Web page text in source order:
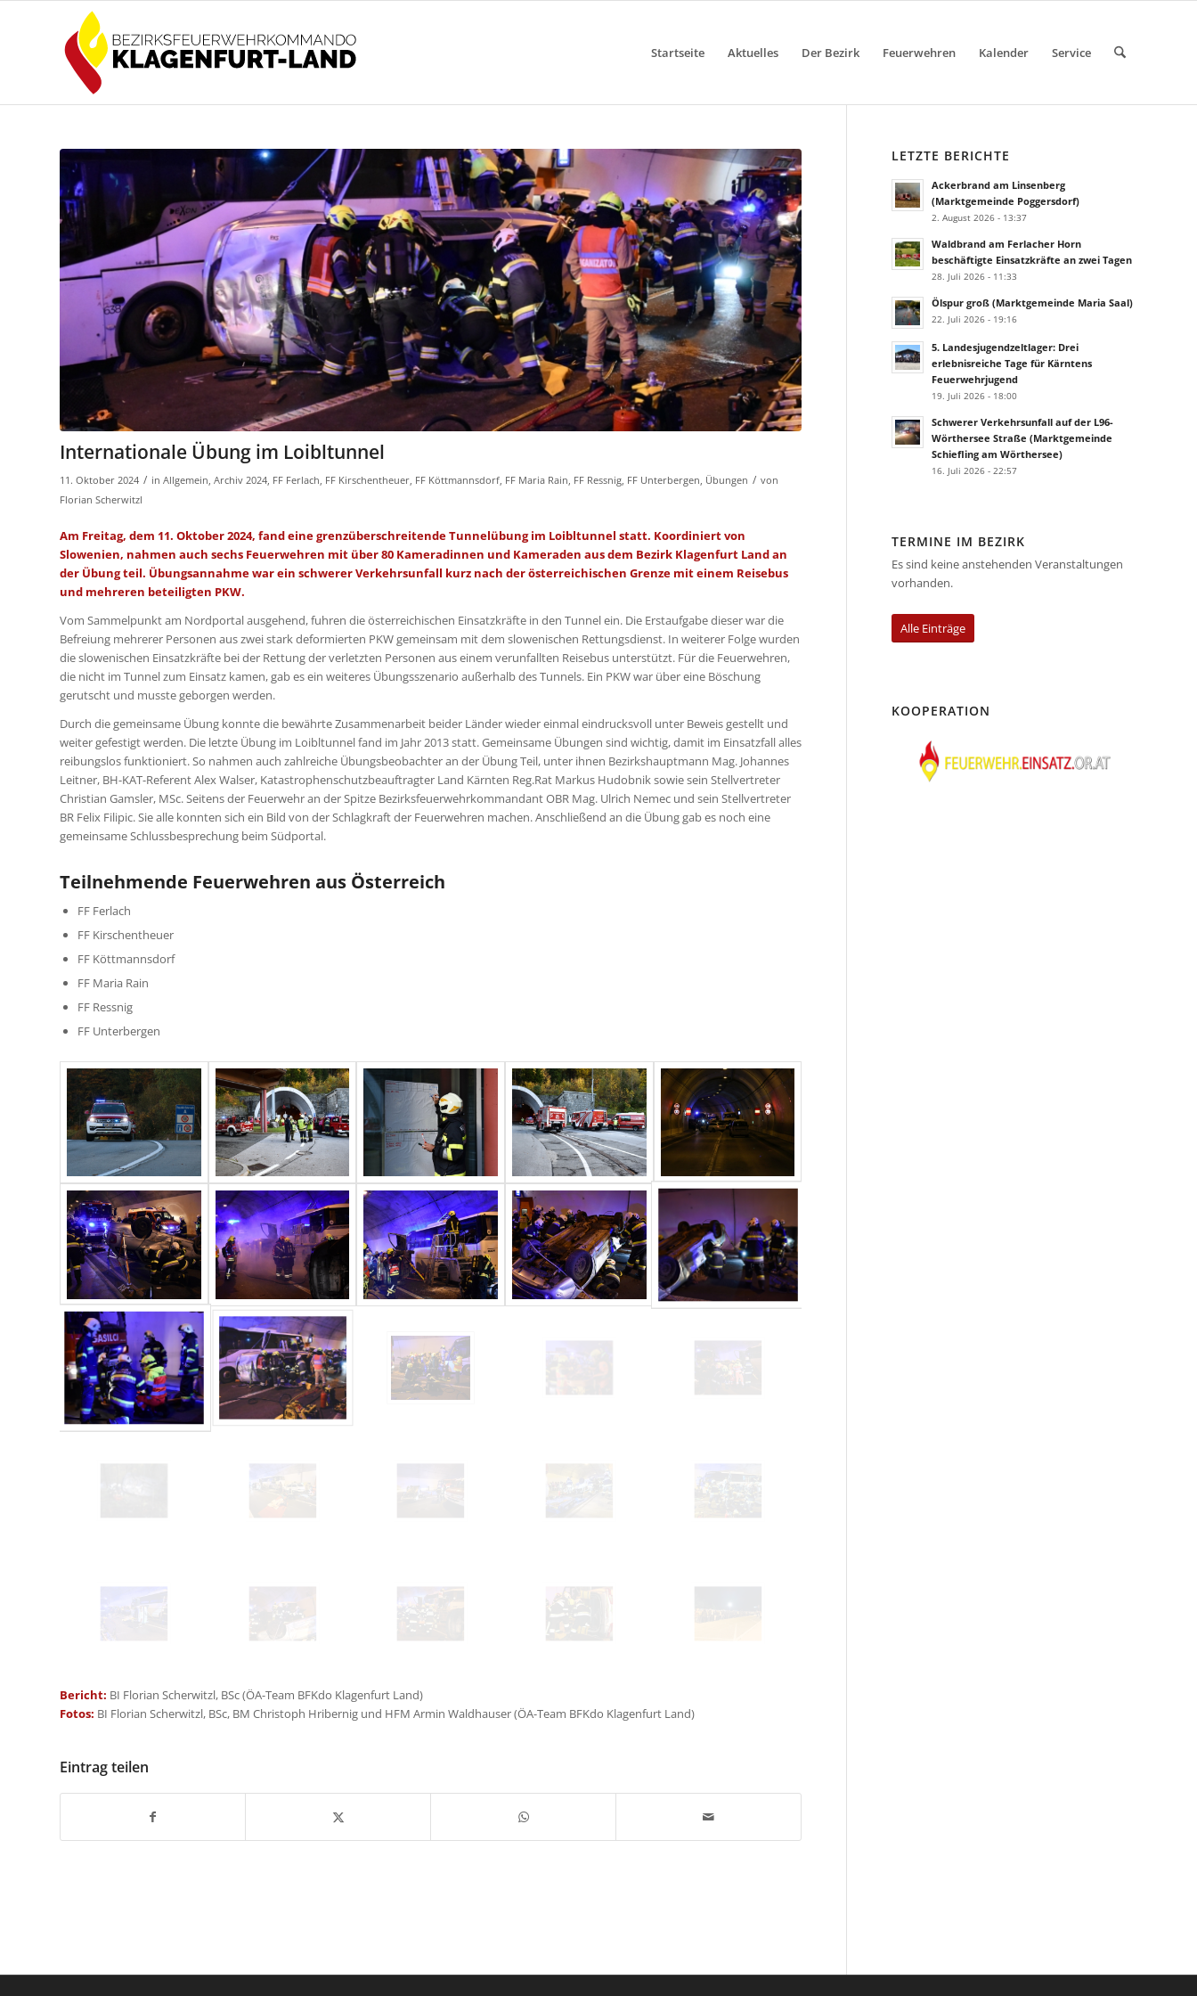
Startseite Aktuelles Der Bezirk Feuerwehren Kalender Service
Internationale Übung im Loibltunnel
11. Oktober 2024 / in Allgemein Archiv 2024 FF Ferlach FF Kirschentheuer FF Köttmannsdorf FF Maria Rain FF Ressnig FF Unterbergen Übungen / von
Florian Scherwitzl
Am Freitag, dem 11. Oktober 2024, fand eine grenzüberschreitende Tunnelübung im Loibltunnel statt. Koordiniert von
Slowenien, nahmen auch sechs Feuerwehren mit über 80 Kameradinnen und Kameraden aus dem Bezirk Klagenfurt Land an
der Übung teil. Übungsannahme war ein schwerer Verkehrsunfall kurz nach der österreichischen Grenze mit einem Reisebus
und mehreren beteiligten PKW.
Vom Sammelpunkt am Nordportal ausgehend, fuhren die österreichischen Einsatzkräfte in den Tunnel ein. Die Erstaufgabe dieser war die
Befreiung mehrerer Personen aus zwei stark deformierten PKW gemeinsam mit dem slowenischen Rettungsdienst. In weiterer Folge wurden
die slowenischen Einsatzkräfte bei der Rettung der verletzten Personen aus einem verunfallten Reisebus unterstützt. Für die Feuerwehren,
die nicht im Tunnel zum Einsatz kamen, gab es ein weiteres Übungsszenario außerhalb des Tunnels. Ein PKW war über eine Böschung
gerutscht und musste geborgen werden.
Durch die gemeinsame Übung konnte die bewährte Zusammenarbeit beider Länder wieder einmal eindrucksvoll unter Beweis gestellt und
weiter gefestigt werden. Die letzte Übung im Loibltunnel fand im Jahr 2013 statt. Gemeinsame Übungen sind wichtig, damit im Einsatzfall alles
reibungslos funktioniert. So nahmen auch zahlreiche Übungsbeobachter an der Übung Teil, unter ihnen Bezirkshauptmann Mag. Johannes
Leitner, BH-KAT-Referent Alex Walser, Katastrophenschutzbeauftragter Land Kärnten Reg.Rat Markus Hudobnik sowie sein Stellvertreter
Christian Gamsler, MSc. Seitens der Feuerwehr an der Spitze Bezirksfeuerwehrkommandant OBR Mag. Ulrich Nemec und sein Stellvertreter
BR Felix Filipic. Sie alle konnten sich ein Bild von der Schlagkraft der Feuerwehren machen. Anschließend an die Übung gab es noch eine
gemeinsame Schlussbesprechung beim Südportal.
Teilnehmende Feuerwehren aus Österreich
FF Ferlach
FF Kirschentheuer
FF Köttmannsdorf
FF Maria Rain
FF Ressnig
FF Unterbergen
Bericht: BI Florian Scherwitzl, BSc (ÖA-Team BFKdo Klagenfurt Land)
Fotos: BI Florian Scherwitzl, BSc, BM Christoph Hribernig und HFM Armin Waldhauser (ÖA-Team BFKdo Klagenfurt Land)
Eintrag teilen
LETZTE BERICHTE
Ackerbrand am Linsenberg
(Marktgemeinde Poggersdorf)
2. August 2026 - 13:37
Waldbrand am Ferlacher Horn
beschäftigte Einsatzkräfte an zwei Tagen
28. Juli 2026 - 11:33
Ölspur groß (Marktgemeinde Maria Saal)
22. Juli 2026 - 19:16
5. Landesjugendzeltlager: Drei
erlebnisreiche Tage für Kärntens
Feuerwehrjugend
19. Juli 2026 - 18:00
Schwerer Verkehrsunfall auf der L96-
Wörthersee Straße (Marktgemeinde
Schiefling am Wörthersee)
16. Juli 2026 - 22:57
TERMINE IM BEZIRK
Es sind keine anstehenden Veranstaltungen
vorhanden.
Alle Einträge
KOOPERATION